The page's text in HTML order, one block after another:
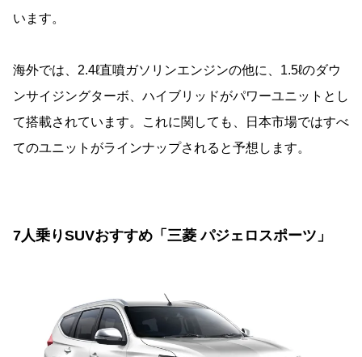
います。
海外では、2.4ℓ直噴ガソリンエンジンの他に、1.5ℓのダウ
ンサイジングターボ、ハイブリッドがパワーユニットとし
て搭載されています。これに関しても、日本市場ではすべ
てのユニットがラインナップされると予想します。
7人乗りSUVおすすめ「三菱 パジェロスポーツ」